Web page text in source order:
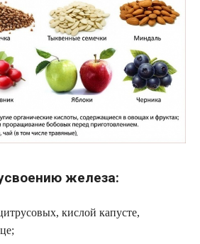
железа:
кислой капусте,